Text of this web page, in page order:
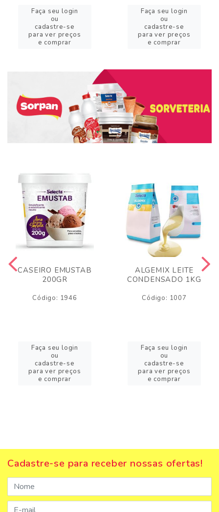
Faça seu login
ou
cadastre-se
para ver preços
e comprar
Faça seu login
ou
cadastre-se
para ver preços
e comprar
CASEIRO EMUSTAB
200GR
Código: 1946
Faça seu login
ou
cadastre-se
para ver preços
e comprar
ALGEMIX LEITE
CONDENSADO 1KG
Código: 1007
Faça seu login
ou
cadastre-se
para ver preços
e comprar
Cadastre-se para receber nossas ofertas!